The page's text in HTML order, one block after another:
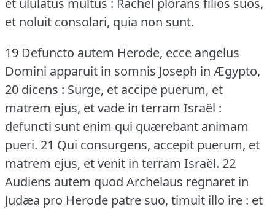
et noluit consolari, quia non sunt.
19 Defuncto autem Herode, ecce angelus
Domini apparuit in somnis Joseph in Ægypto,
20 dicens : Surge, et accipe puerum, et
matrem ejus, et vade in terram Israël :
defuncti sunt enim qui quærebant animam
pueri. 21 Qui consurgens, accepit puerum, et
matrem ejus, et venit in terram Israël. 22
Audiens autem quod Archelaus regnaret in
Judæa pro Herode patre suo, timuit illo ire : et